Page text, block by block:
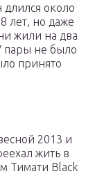
около
лет, но даже
жили на два
пары не было
принято
2013 и
жить в
Тимати Black